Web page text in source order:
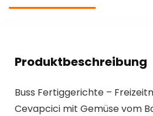
Produktbeschreibung
Buss Fertiggerichte –
Cevapcici mit Gemüse vom